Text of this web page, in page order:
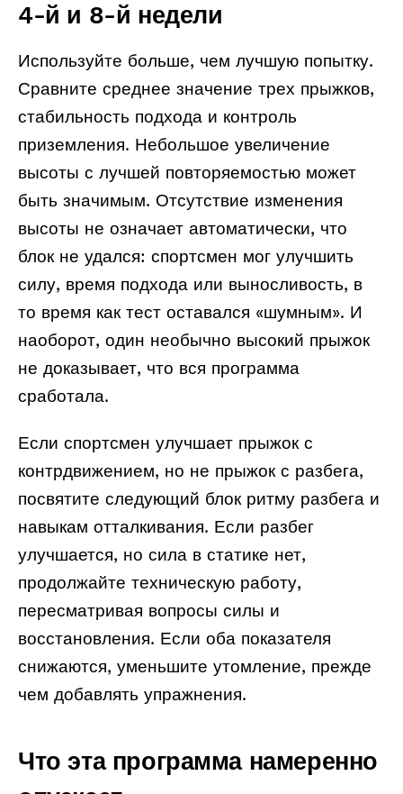
4-й и 8-й недели
Используйте больше, чем лучшую попытку.
Сравните среднее значение трех прыжков,
стабильность подхода и контроль
приземления. Небольшое увеличение
высоты с лучшей повторяемостью может
быть значимым. Отсутствие изменения
высоты не означает автоматически, что
блок не удался: спортсмен мог улучшить
силу, время подхода или выносливость, в
то время как тест оставался «шумным». И
наоборот, один необычно высокий прыжок
не доказывает, что вся программа
сработала.
Если спортсмен улучшает прыжок с
контрдвижением, но не прыжок с разбега,
посвятите следующий блок ритму разбега и
навыкам отталкивания. Если разбег
улучшается, но сила в статике нет,
продолжайте техническую работу,
пересматривая вопросы силы и
восстановления. Если оба показателя
снижаются, уменьшите утомление, прежде
чем добавлять упражнения.
Что эта программа намеренно